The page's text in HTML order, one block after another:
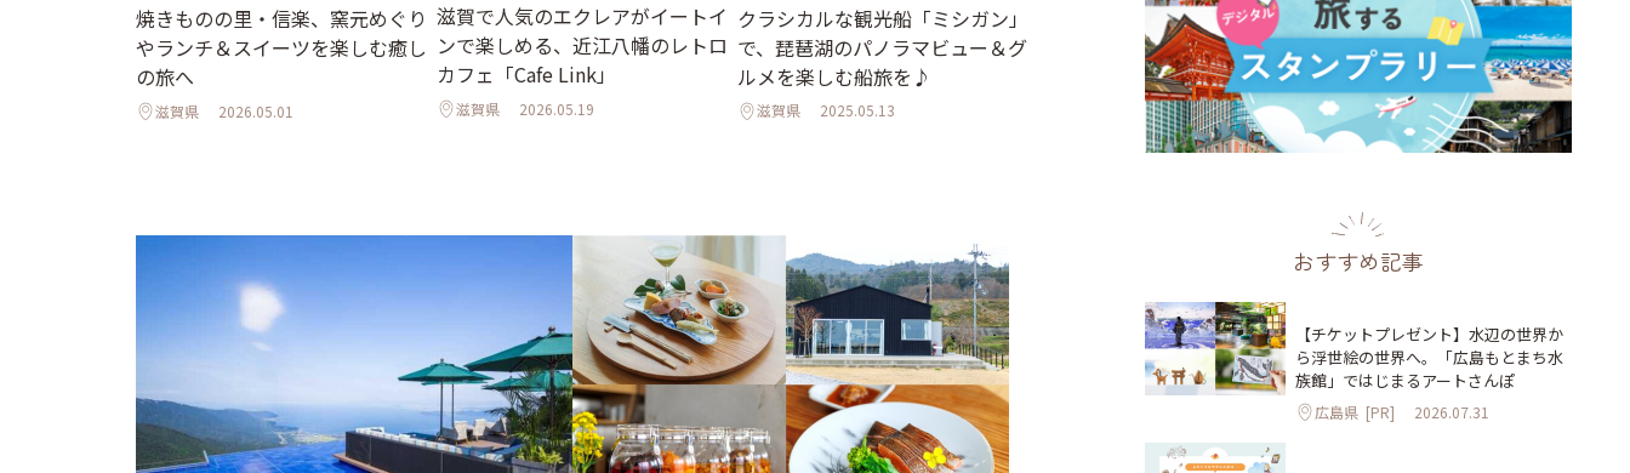
焼きものの里・信楽、窯元めぐり
やランチ＆スイーツを楽しむ癒し
の旅へ
滋賀県 2026.05.01
滋賀で人気のエクレアがイートイ
ンで楽しめる、近江八幡のレトロ
カフェ「Cafe Link」
滋賀県 2026.05.19
クラシカルな観光船「ミシガン」
で、琵琶湖のパノラマビュー＆グ
ルメを楽しむ船旅を♪
滋賀県 2025.05.13
大阪から2時間で行ける♪ 夏の日
帰り旅で行きたい関西観光スポッ
ト21選～人気の絶景からひとり
旅におすすめの穴場まで～
2026.07.19
おすすめ記事
【チケットプレゼント】水辺の世界か
ら浮世絵の世界へ。「広島もとまち水
族館」ではじまるアートさんぽ
広島県 [PR] 2026.07.31